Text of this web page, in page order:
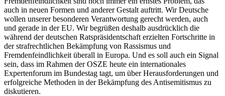
auch in neuen Formen und anderer Gestalt auftritt. Wir Deutsche
wollen unserer besonderen Verantwortung gerecht werden, auch
und gerade in der EU. Wir begrüßen deshalb ausdrücklich die
während der deutschen Ratspräsidentschaft erzielten Fortschritte in
der strafrechtlichen Bekämpfung von Rassismus und
Fremdenfeindlichkeit überall in Europa. Und es soll auch ein Signal
sein, dass im Rahmen der OSZE heute ein internationales
Expertenforum im Bundestag tagt, um über Herausforderungen und
erfolgreiche Methoden in der Bekämpfung des Antisemitismus zu
diskutieren.